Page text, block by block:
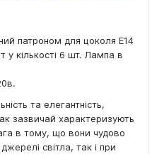
патроном для цоколя E14
кількості 6 шт. Лампа в
та елегантність,
зазвичай характеризують
в тому, що вони чудово
світла, так і при